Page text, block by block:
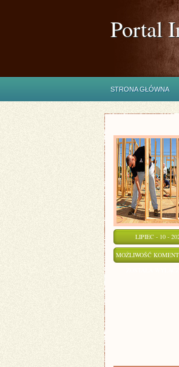
Portal
STRONA GŁÓWNA
LIPIEC - 10 -
MOŻLIWOŚĆ